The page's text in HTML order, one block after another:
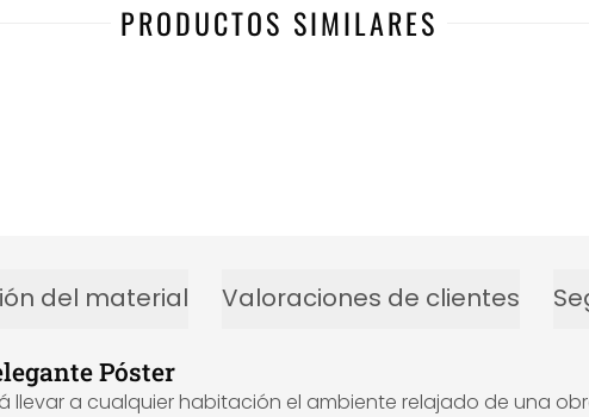
PRODUCTOS SIMILARES
del material Valoraciones de clientes
Póster
llevar a cualquier habitación el ambiente relajado de una